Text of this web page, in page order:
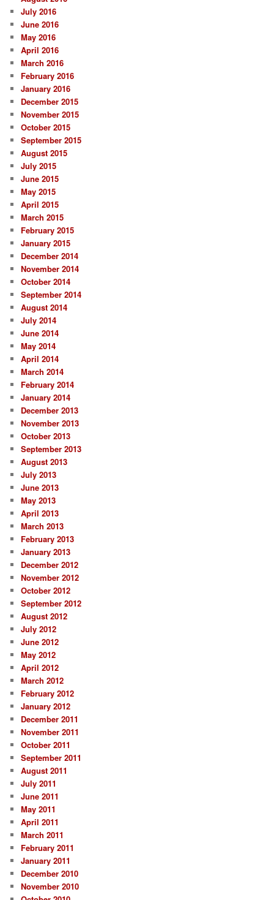
July 2016
June 2016
May 2016
April 2016
March 2016
February 2016
January 2016
December 2015
November 2015
October 2015
September 2015
August 2015
July 2015
June 2015
May 2015
April 2015
March 2015
February 2015
January 2015
December 2014
November 2014
October 2014
September 2014
August 2014
July 2014
June 2014
May 2014
April 2014
March 2014
February 2014
January 2014
December 2013
November 2013
October 2013
September 2013
August 2013
July 2013
June 2013
May 2013
April 2013
March 2013
February 2013
January 2013
December 2012
November 2012
October 2012
September 2012
August 2012
July 2012
June 2012
May 2012
April 2012
March 2012
February 2012
January 2012
December 2011
November 2011
October 2011
September 2011
August 2011
July 2011
June 2011
May 2011
April 2011
March 2011
February 2011
January 2011
December 2010
November 2010